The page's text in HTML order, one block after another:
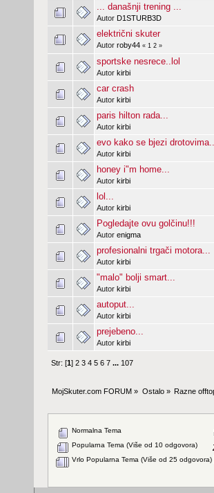
... današnji trening ...
Autor D1STURB3D
električni skuter
Autor roby44 « 1 2 »
sportske nesrece..lol
Autor kirbi
car crash
Autor kirbi
paris hilton rada...
Autor kirbi
evo kako se bjezi
Autor kirbi
honey i"m home...
Autor kirbi
lol...
Autor kirbi
Pogledajte ovu golčinu!!!
Autor enigma
profesionalni trgači motora...
Autor kirbi
"malo" bolji smart...
Autor kirbi
autoput...
Autor kirbi
prejebeno...
Autor kirbi
Str: [1]2 3 4 5 6 7 ... 107
MojSkuter.com FORUM » Ostalo» Razne
Normalna Tema
Popularna Tema (Više od 10 odgovora)
Vrlo Popularna Tema (Više od 25 odgovora)